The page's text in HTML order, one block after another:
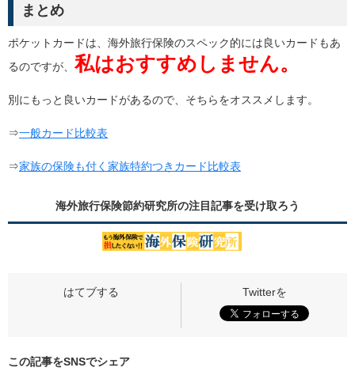
まとめ
ポケットカードは、海外旅行保険のスペック的には良いカードもあ
るのですが、私はおすすめしません。
別にもっと良いカードがあるので、そちらをオススメします。
⇒一般カード比較表
⇒家族の保険も付く家族特約つきカード比較表
海外旅行保険節約研究所の注目記事を受け取ろう
この記事をSNSでシェア